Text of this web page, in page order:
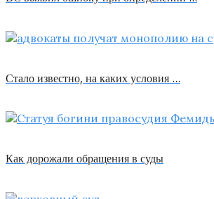
Стало известно, на каких условия …
Как дорожали обращения в суды